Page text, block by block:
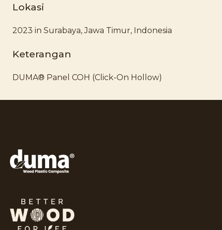
Lokasi
2023 in Surabaya, Jawa Timur, Indonesia
Keterangan
DUMA® Panel COH (Click-On Hollow)